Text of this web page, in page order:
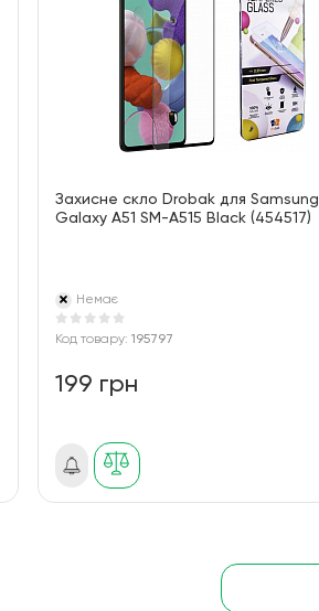
Захисне скло Drobak для Samsung
Galaxy A51 SM-A515 Black (454517)
Немає
Код товару:195797
199 грн